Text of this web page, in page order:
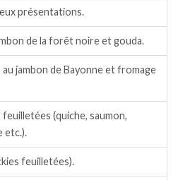
présentations.
de la forêt noire et gouda.
jambon de Bayonne et fromage
(quiche, saumon,
etc.).
feuilletées).